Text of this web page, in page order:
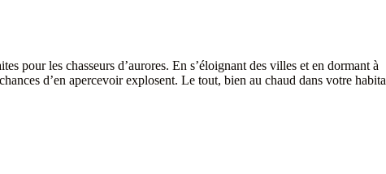
pour les chasseurs d’aurores. En s’éloignant des villes et en dormant à
d’en apercevoir explosent. Le tout, bien au chaud dans votre